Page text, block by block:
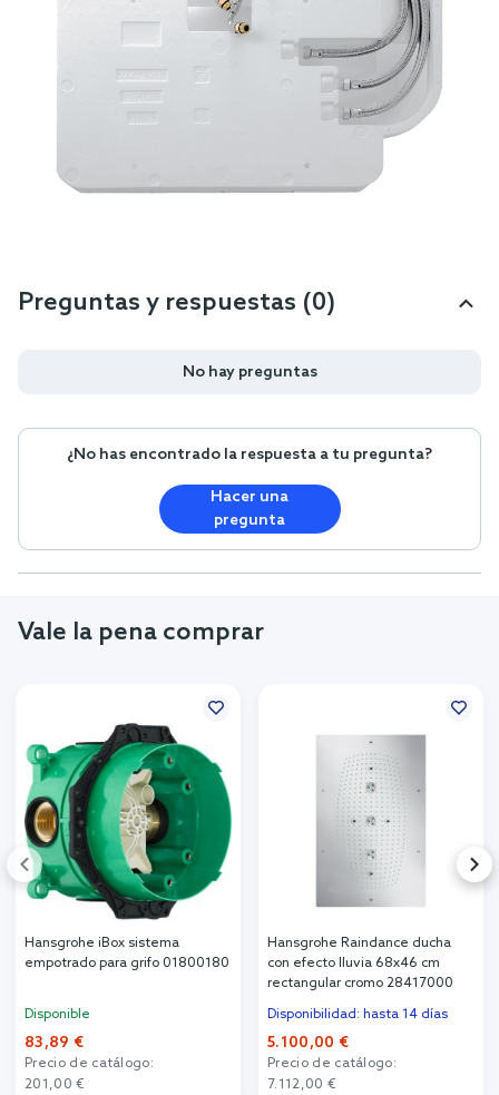
Preguntas y respuestas (0)
No hay preguntas
¿No has encontrado la respuesta a tu pregunta?
Hacer una
pregunta
Vale la pena comprar
Hansgrohe iBox sistema
empotrado para grifo 01800180
Disponible
83,89 €
Precio de catálogo:
201,00 €
Hansgrohe Raindance ducha
con efecto lluvia 68x46 cm
rectangular cromo 28417000
Disponibilidad: hasta 14 días
5.100,00 €
Precio de catálogo:
7.112,00 €